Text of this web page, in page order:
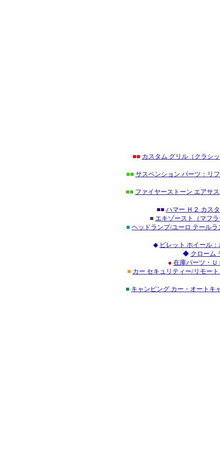
■■ カスタム グリル（クラシ
■■ サスペンション パーツ：リ
■■ ファイヤーストーン エアサ
■■ ハマー Ｈ２ カス
■ エキゾースト（マフ
■ ヘッドランプ/ユーロ テール
◆ ビレット ホイール
◆ クローム
● 在庫パーツ・
■ カー セキュリティー/リモー
■ キャンピング カー・オートキ